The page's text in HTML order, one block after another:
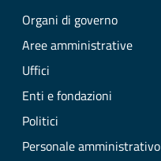
Organi di governo
Aree amministrative
Uffici
Enti e fondazioni
Politici
Personale amministrativo